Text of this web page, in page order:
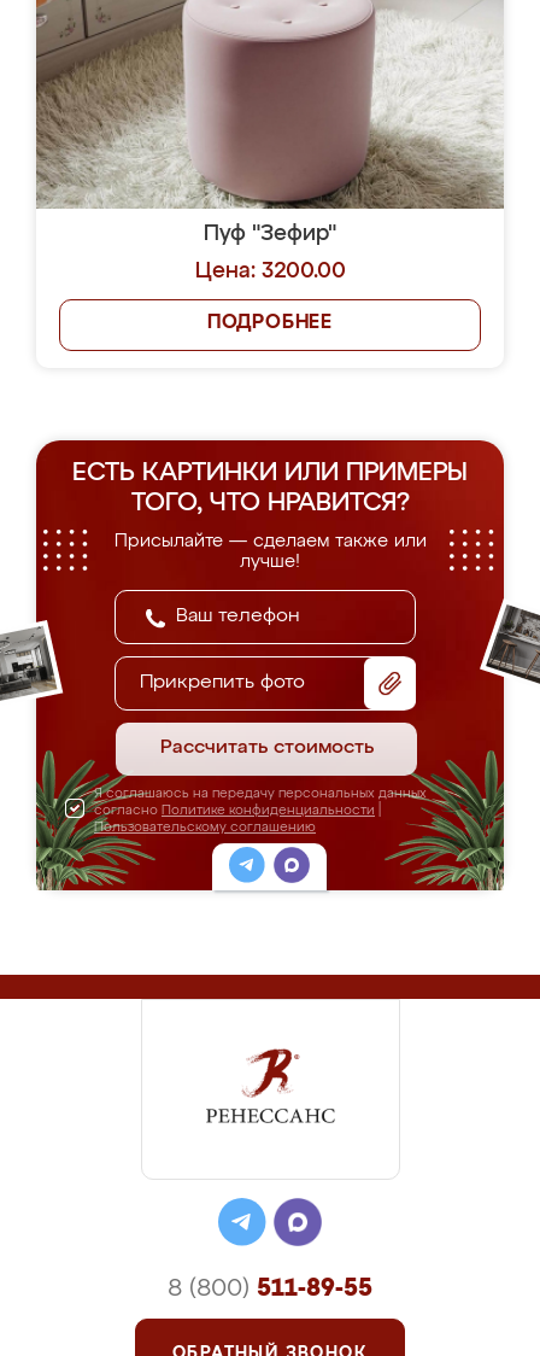
Пуф "Зефир"
Цена: 3200.00
ПОДРОБНЕЕ
ЕСТЬ КАРТИНКИ ИЛИ ПРИМЕРЫ
ТОГО, ЧТО НРАВИТСЯ?
Присылайте — сделаем также или
лучше!
Прикрепить фото
Рассчитать стоимость
Я соглашаюсь на передачу персональных данных
согласно Политике конфиденциальности
Пользовательскому соглашению
8 (800) 511-89-55